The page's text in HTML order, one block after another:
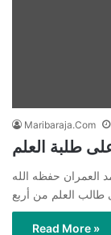
Maribaraja.Com
طلبة العلم
العمران حفظه الله
Read More »